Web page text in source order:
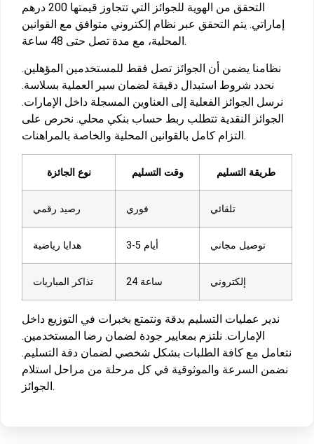
التحقق من الهوية للجوائز التي تتجاوز قيمتها 200 درهم
إماراتي. يتم التحقق عبر نظام إلكتروني متوافق مع القوانين
المحلية، مع مدة تصل حتى 48 ساعة.
نظامنا يضمن أن الجوائز تصل فقط للمستخدمين المؤهلين.
نحدد شروط استبدال دقيقة لضمان سير العملية بسلاسة.
نرسل الجوائز الفعلية إلى العناوين المسجلة داخل الإمارات.
الجوائز النقدية تتطلب ربط حساب بنكي محلي. نحرص على
التزام كامل بالقوانين المحلية والخاصة بالمراهنات.
نوع الجائزة وقت التسليم طريقة التسليم
رصيد رقمي فوري تلقائي
هدايا رياضية 3-5 أيام توصيل مجاني
تذاكر المباريات 24 ساعة إلكتروني
ندير عمليات التسليم بدقة ونتمتع بخبرات في التوزيع داخل
الإمارات. نلتزم بمعايير جودة لضمان رضا المستخدمين.
نتعامل مع كافة الطلبات بشكل شخصي لضمان دقة التسليم.
نضمن السرعة والموثوقية في كل مرحلة من مراحل استلام
الجوائز.